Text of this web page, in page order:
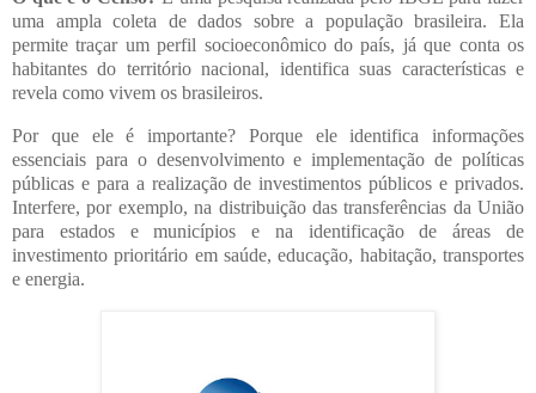
uma ampla coleta de dados sobre a população brasileira. Ela
permite traçar um perfil socioeconômico do país, já que conta os
habitantes do território nacional, identifica suas características e
revela como vivem os brasileiros.
Por que ele é importante? Porque ele identifica informações
essenciais para o desenvolvimento e implementação de políticas
públicas e para a realização de investimentos públicos e privados.
Interfere, por exemplo, na distribuição das transferências da União
para estados e municípios e na identificação de áreas de
investimento prioritário em saúde, educação, habitação, transportes
e energia.